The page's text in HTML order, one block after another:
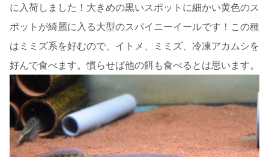
に入荷しました！大きめの黒いスポットに細かい黄色のス
ポットが綺麗に入る大型のスパイニーイールです！この種
はミミズ系を好むので、イトメ、ミミズ、冷凍アカムシを
好んで食べます。慣らせば他の餌も食べるとは思います。